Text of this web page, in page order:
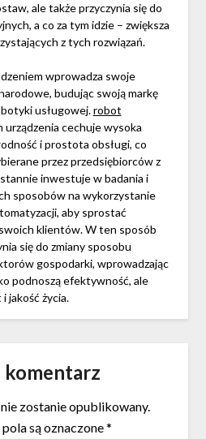
ale także przyczynia się do
a co za tym idzie – zwiększa
z tych rozwiązań.
wprowadza swoje
budując swoją markę
usługowej.robot
cechuje wysoka
i prostota obsługi, co
przez przedsiębiorców z
inwestuje w badania i
sposobów na wykorzystanie
aby sprostać
klientów. W ten sposób
się do zmiany sposobu
gospodarki, wprowadzając
podnoszą efektywność, ale
jakość życia.
komentarz
zostanie opublikowany.
są oznaczone*